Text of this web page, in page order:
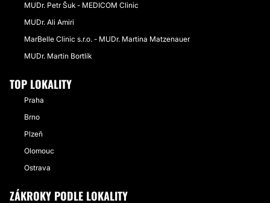
MUDr. Petr Šuk - MEDICOM Clinic
MUDr. Ali Amiri
MarBelle Clinic s.r.o. - MUDr. Martina Matzenauer
MUDr. Martin Bortlík
TOP LOKALITY
Praha
Brno
Plzeň
Olomouc
Ostrava
ZÁKROKY PODLE LOKALITY